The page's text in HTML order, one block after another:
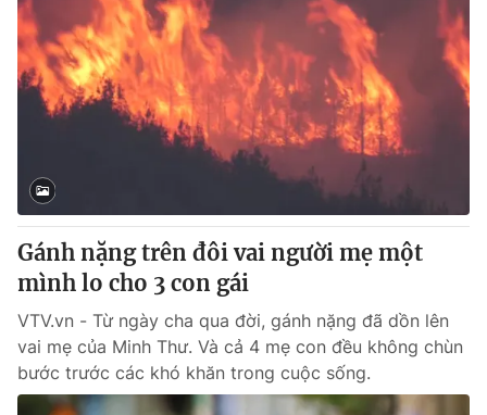
Gánh nặng trên đôi vai người mẹ một
mình lo cho 3 con gái
VTV.vn - Từ ngày cha qua đời, gánh nặng đã dồn lên
vai mẹ của Minh Thư. Và cả 4 mẹ con đều không chùn
bước trước các khó khăn trong cuộc sống.